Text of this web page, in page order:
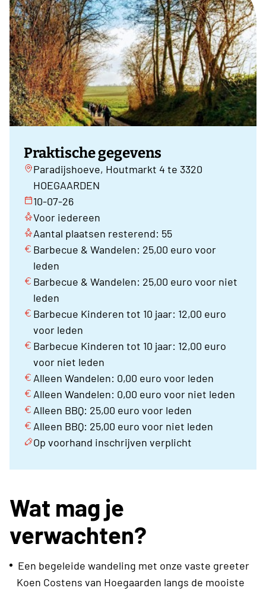
Praktische gegevens
Paradijshoeve, Houtmarkt 4 te 3320
HOEGAARDEN
10-07-26
Voor iedereen
Aantal plaatsen resterend: 55
Barbecue & Wandelen: 25,00 euro voor
leden
Barbecue & Wandelen: 25,00 euro voor niet
leden
Barbecue Kinderen tot 10 jaar: 12,00 euro
voor leden
Barbecue Kinderen tot 10 jaar: 12,00 euro
voor niet leden
Alleen Wandelen: 0,00 euro voor leden
Alleen Wandelen: 0,00 euro voor niet leden
Alleen BBQ: 25,00 euro voor leden
Alleen BBQ: 25,00 euro voor niet leden
Op voorhand inschrijven verplicht
Wat mag je
verwachten?
Een begeleide wandeling met onze vaste greeter
Koen Costens van Hoegaarden langs de mooiste